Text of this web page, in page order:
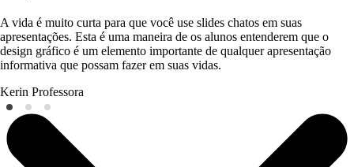
A vida é muito curta para que você use slides chatos em suas
apresentações. Esta é uma maneira de os alunos entenderem que o
design gráfico é um elemento importante de qualquer apresentação
informativa que possam fazer em suas vidas.
Kerin Professora